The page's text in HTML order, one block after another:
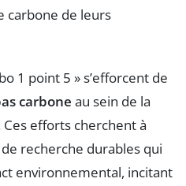
carbone de leurs
1 point 5 » s’efforcent de
carbone au sein de la
efforts cherchent à
recherche durables qui
environnemental, incitant